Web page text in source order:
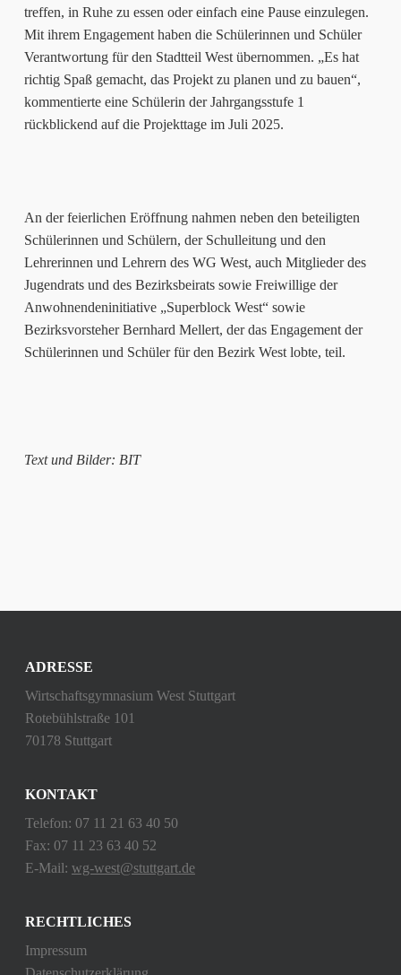
treffen, in Ruhe zu essen oder einfach eine Pause einzulegen.
Mit ihrem Engagement haben die Schülerinnen und Schüler
Verantwortung für den Stadtteil West übernommen. „Es hat
richtig Spaß gemacht, das Projekt zu planen und zu bauen“,
kommentierte eine Schülerin der Jahrgangsstufe 1
rückblickend auf die Projekttage im Juli 2025.
An der feierlichen Eröffnung nahmen neben den beteiligten
Schülerinnen und Schülern, der Schulleitung und den
Lehrerinnen und Lehrern des WG West, auch Mitglieder des
Jugendrats und des Bezirksbeirats sowie Freiwillige der
Anwohnendeninitiative „Superblock West“ sowie
Bezirksvorsteher Bernhard Mellert, der das Engagement der
Schülerinnen und Schüler für den Bezirk West lobte, teil.
Text und Bilder: BIT
ADRESSE
Wirtschaftsgymnasium West Stuttgart
Rotebühlstraße 101
70178 Stuttgart
KONTAKT
Telefon: 07 11 21 63 40 50
Fax: 07 11 23 63 40 52
E-Mail: wg-west@stuttgart.de
RECHTLICHES
Impressum